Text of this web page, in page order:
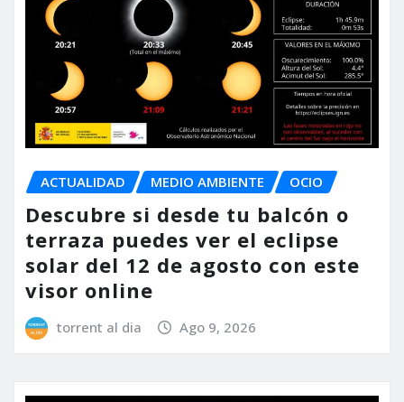
ACTUALIDAD MEDIO AMBIENTE OCIO
Descubre si desde tu balcón o
terraza puedes ver el eclipse
solar del 12 de agosto con este
visor online
torrent al dia Ago 9, 2026